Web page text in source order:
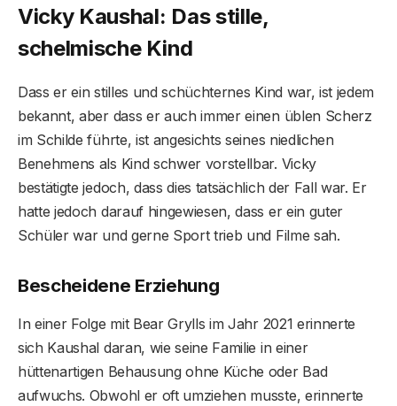
Vicky Kaushal: Das stille,
schelmische Kind
Dass er ein stilles und schüchternes Kind war, ist jedem
bekannt, aber dass er auch immer einen üblen Scherz
im Schilde führte, ist angesichts seines niedlichen
Benehmens als Kind schwer vorstellbar. Vicky
bestätigte jedoch, dass dies tatsächlich der Fall war. Er
hatte jedoch darauf hingewiesen, dass er ein guter
Schüler war und gerne Sport trieb und Filme sah.
Bescheidene Erziehung
In einer Folge mit Bear Grylls im Jahr 2021 erinnerte
sich Kaushal daran, wie seine Familie in einer
hüttenartigen Behausung ohne Küche oder Bad
aufwuchs. Obwohl er oft umziehen musste, erinnerte